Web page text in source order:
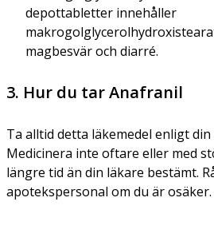
depottabletter innehåller
magbesvär och diarré.
3. Hur du tar Anafranil
Ta alltid detta läkemedel enligt
Medicinera inte oftare eller med
längre tid än din läkare bestämt.
apotekspersonal om du är osäker.